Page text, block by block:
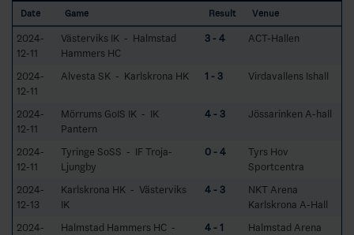
Date Game Result Venue
2024-
12-11
Västerviks IK - Halmstad
Hammers HC
3 - 4 ACT-Hallen
2024-
12-11
Alvesta SK - Karlskrona HK 1 - 3 Virdavallens Ishall
2024-
12-11
Mörrums GoIS IK - IK
Pantern
4 - 3 Jössarinken A-hall
2024-
12-11
Tyringe SoSS - IF Troja-
Ljungby
0 - 4
Tyrs Hov
Sportcentra
2024-
12-13
Karlskrona HK - Västerviks
IK
4 - 3
NKT Arena
Karlskrona A-Hall
2024-
Halmstad Hammers HC -
4 - 1 Halmstad Arena